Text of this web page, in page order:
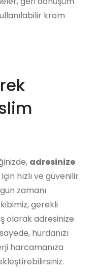
krom
adresinize
hızlı ve güvenilir
zamanı
gerekli
olarak adresinize
hurdanızı
harcamanıza